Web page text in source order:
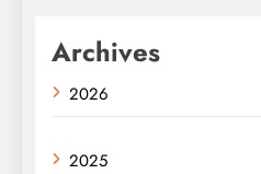
Archives
2026
2025